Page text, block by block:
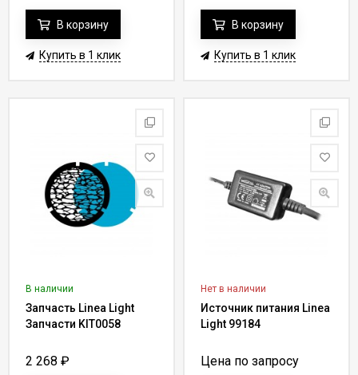
В корзину
Купить в 1 клик
В корзину
Купить в 1 клик
В наличии
Запчасть Linea Light
Запчасти KIT0058
2 268 ₽
Нет в наличии
Источник питания Linea
Light 99184
Цена по запросу